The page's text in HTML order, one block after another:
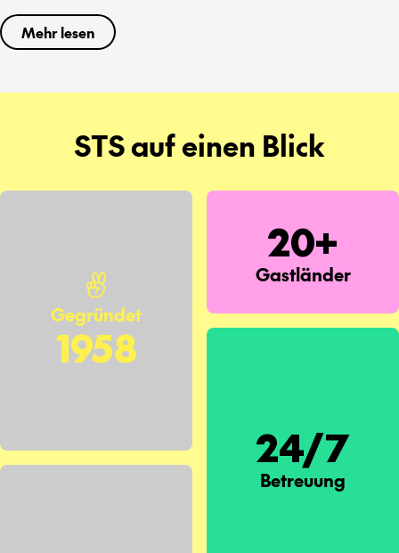
Mehr lesen
STS auf einen Blick
Gegründet
1958
20+
Gastländer
24/7
Betreuung